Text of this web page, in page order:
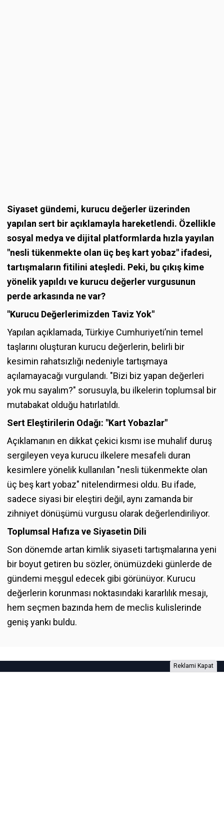
Siyaset gündemi, kurucu değerler üzerinden
yapılan sert bir açıklamayla hareketlendi. Özellikle
sosyal medya ve dijital platformlarda hızla yayılan
"nesli tükenmekte olan üç beş kart yobaz" ifadesi,
tartışmaların fitilini ateşledi. Peki, bu çıkış kime
yönelik yapıldı ve kurucu değerler vurgusunun
perde arkasında ne var?
"Kurucu Değerlerimizden Taviz Yok"
Yapılan açıklamada, Türkiye Cumhuriyeti’nin temel
taşlarını oluşturan kurucu değerlerin, belirli bir
kesimin rahatsızlığı nedeniyle tartışmaya
açılamayacağı vurgulandı. "Bizi biz yapan değerleri
yok mu sayalım?" sorusuyla, bu ilkelerin toplumsal bir
mutabakat olduğu hatırlatıldı.
Sert Eleştirilerin Odağı: "Kart Yobazlar"
Açıklamanın en dikkat çekici kısmı ise muhalif duruş
sergileyen veya kurucu ilkelere mesafeli duran
kesimlere yönelik kullanılan "nesli tükenmekte olan
üç beş kart yobaz" nitelendirmesi oldu. Bu ifade,
sadece siyasi bir eleştiri değil, aynı zamanda bir
zihniyet dönüşümü vurgusu olarak değerlendiriliyor.
Toplumsal Hafıza ve Siyasetin Dili
Son dönemde artan kimlik siyaseti tartışmalarına yeni
bir boyut getiren bu sözler, önümüzdeki günlerde de
gündemi meşgul edecek gibi görünüyor. Kurucu
değerlerin korunması noktasındaki kararlılık mesajı,
hem seçmen bazında hem de meclis kulislerinde
geniş yankı buldu.
Reklami Kapat